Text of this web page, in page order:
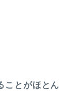
ことがほとん